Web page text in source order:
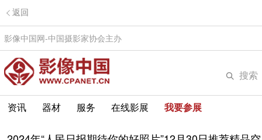
返回
影像中国网-中国摄影家协会主办
搜索
资讯 器材 服务 在线影展 我要参展